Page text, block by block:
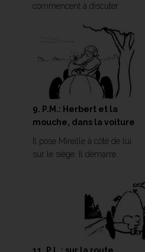
commencent à discuter.
9. P.M.: Herbert et la
mouche, dans la voiture
Il pose Mireille à côté de lui,
sur le siège. Il démarre.